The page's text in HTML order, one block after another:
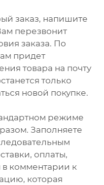
заказ, напишите
перезвонит
заказа. По
придет
товара на почту
только
новой покупке.
режиме
Заполняете
оплаты,
в комментарии к
которая